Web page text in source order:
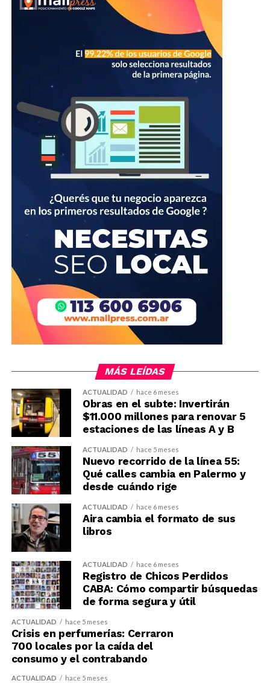
MÁS LEÍDAS
ACTUALIDAD hace 6 meses
Obras en el subte: Invertirán
$11.000 millones para renovar 5
estaciones de las líneas A y B
ACTUALIDAD hace 5 meses
Nuevo recorrido de la línea 55:
Qué calles cambia en Palermo y
desde cuándo rige
ACTUALIDAD hace 6 meses
Aira cambia el formato de sus
libros
ACTUALIDAD hace 6 meses
Registro de Chicos Perdidos
CABA: Cómo compartir búsquedas
de forma segura y útil
ACTUALIDAD hace 5 meses
Crisis en perfumerías: Cerraron
700 locales por la caída del
consumo y el contrabando
ACTUALIDAD hace 5 meses